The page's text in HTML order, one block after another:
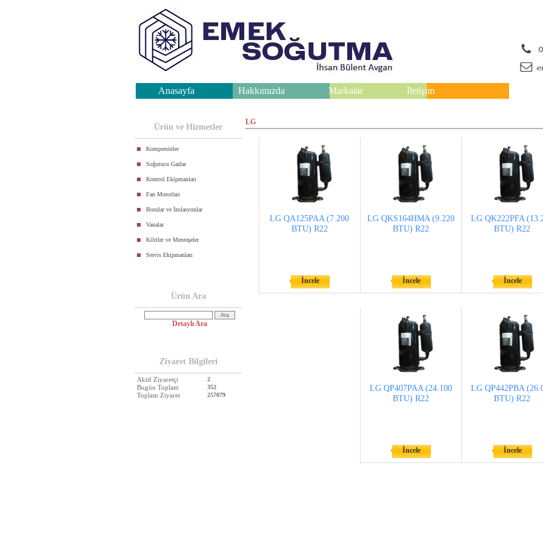
Anasayfa Hakkımızda Markalar İletişim
Ürün ve Hizmetler
Kompresörler
Soğutucu Gazlar
Kontrol Ekipmanları
Fan Motorları
Borular ve İzolasyonlar
Vanalar
Kilitler ve Menteşeler
Servis Ekipmanları
Ürün Ara
Detaylı Ara
Ziyaret Bilgileri
Aktif Ziyaretçi 2
Bugün Toplam 352
Toplam Ziyaret 257079
LG
LG QA125PAA (7.200
BTU) R22
İncele
LG QKS164HMA (9.220
BTU) R22
İncele
LG QK222PFA
BTU) R22
İncele
LG QP407PAA (24.100
BTU) R22
İncele
LG QP442PBA
BTU) R22
İncele